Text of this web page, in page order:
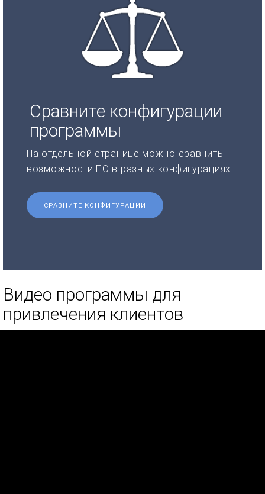
Сравните конфигурации
программы
На отдельной странице можно сравнить
возможности ПО в разных конфигурациях.
СРАВНИТЕ КОНФИГУРАЦИИ
Видео программы для
привлечения клиентов